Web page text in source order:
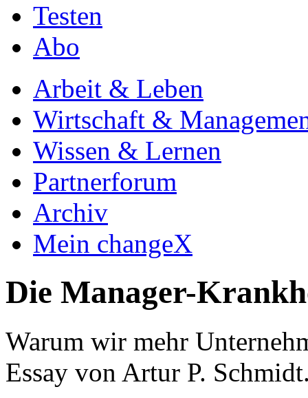
Testen
Abo
Arbeit & Leben
Wirtschaft &
Wissen & Lernen
Partnerforum
Archiv
Mein changeX
Die Manager-
Warum wir mehr
Essay von Artur P.